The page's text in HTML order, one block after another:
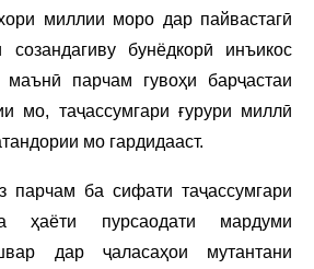
миллии моро дар пайвастагӣ
бунёдкорӣ инъикос
парчам гувоҳи барҷастаи
мо, таҷассумгари ғурури миллӣ
мо гардидааст.
парчам ба сифати таҷассумгари
ҳаёти пурсаодати мардуми
дар ҷаласаҳои мутантани